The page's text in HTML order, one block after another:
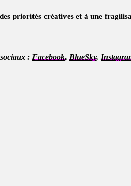
priorités créatives et à une
: Facebook, BlueSky,